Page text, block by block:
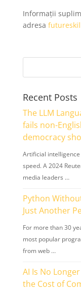
Informații
adresa
Recent Posts
The LLM
fails non-
democracy
Artificial
speed. A 2024
media leaders …
Python
Just Another
For more than 30
most popular
from web …
AI Is No
the Cost of